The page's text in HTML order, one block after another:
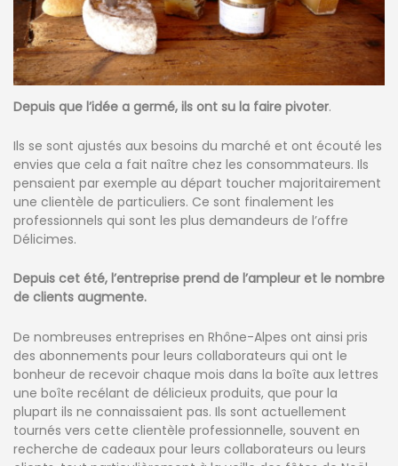
Depuis que l’idée a germé, ils ont su la faire pivoter.
Ils se sont ajustés aux besoins du marché et ont écouté les
envies que cela a fait naître chez les consommateurs. Ils
pensaient par exemple au départ toucher majoritairement
une clientèle de particuliers. Ce sont finalement les
professionnels qui sont les plus demandeurs de l’offre
Délicimes.
Depuis cet été, l’entreprise prend de l’ampleur et le nombre
de clients augmente.
De nombreuses entreprises en Rhône-Alpes ont ainsi pris
des abonnements pour leurs collaborateurs qui ont le
bonheur de recevoir chaque mois dans la boîte aux lettres
une boîte recélant de délicieux produits, que pour la
plupart ils ne connaissaient pas. Ils sont actuellement
tournés vers cette clientèle professionnelle, souvent en
recherche de cadeaux pour leurs collaborateurs ou leurs